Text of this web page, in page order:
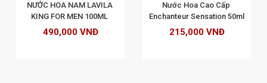
NƯỚC HOA NAM LAVILA
490,000 VNĐ
Nước Hoa Cao Cấp
Enchanteur Sensation 50ml
215,000 VNĐ